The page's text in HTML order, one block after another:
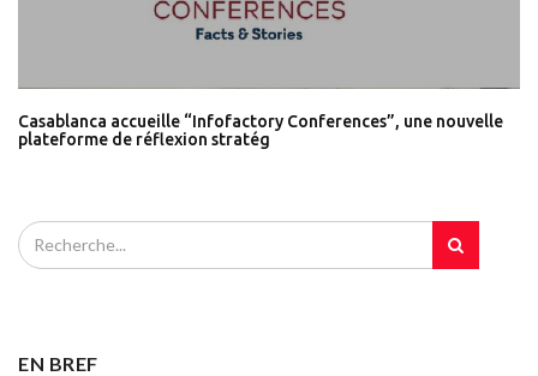
Casablanca accueille “Infofactory Conferences”, une nouvelle
plateforme de réflexion stratég
EN BREF